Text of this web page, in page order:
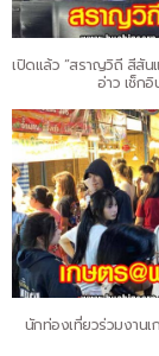
เปิดแล้ว “สราญวิถี สีสั
อ่าว เช็ก
นักท่องเที่ยวร่วมงาน